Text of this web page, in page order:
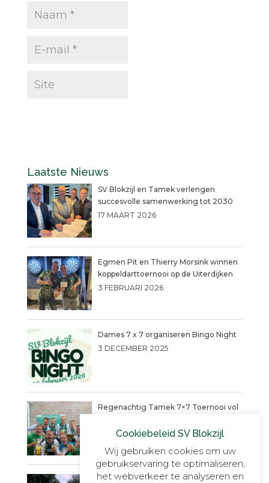
Laatste Nieuws
SV Blokzijl en Tamek verlengen
succesvolle samenwerking tot 2030
17 MAART 2026
Egmen Pit en Thierry Morsink winnen
koppeldarttoernooi op de Uiterdijken
3 FEBRUARI 2026
Dames 7 x 7 organiseren Bingo Night
3 DECEMBER 2025
Regenachtig Tamek 7×7 Toernooi vol
9 JUNI 2025
Blokzijl VR30+1, onverslaanbaar,
Cookiebeleid SV Blokzijl
Wij gebruiken cookies om uw
gebruikservaring te optimaliseren,
het webverkeer te analyseren en